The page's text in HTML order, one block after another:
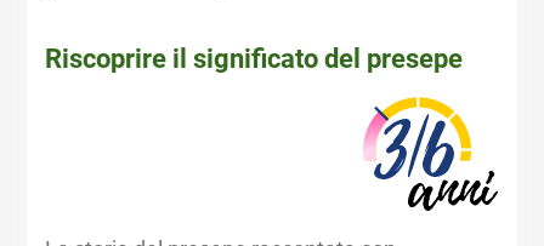
Riscoprire il significato del presepe